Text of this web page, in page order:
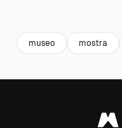
museo mostra